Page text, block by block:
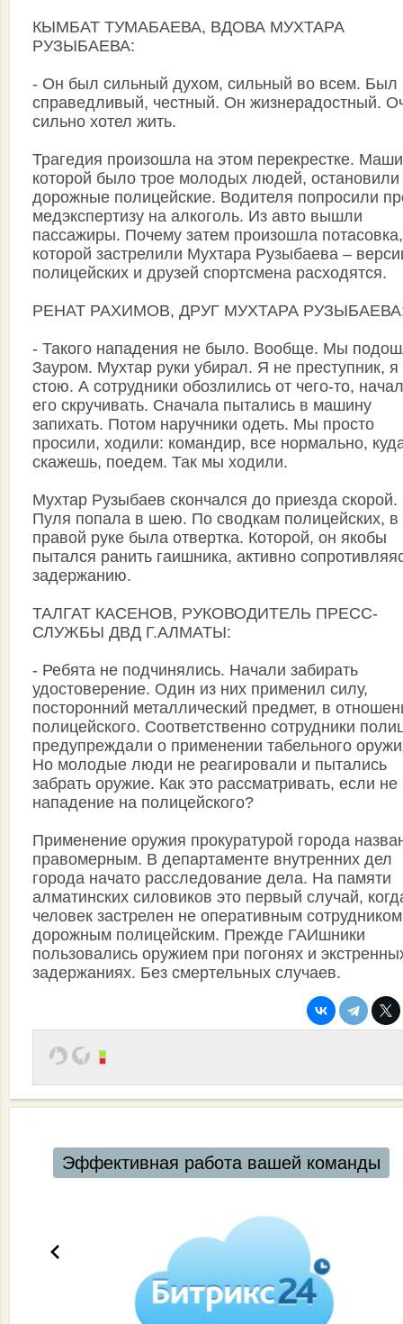
КЫМБАТ ТУМАБАЕВА, ВДОВА МУХТАРА
РУЗЫБАЕВА:
- Он был сильный духом, сильный во всем. Был
справедливый, честный. Он жизнерадостный.
сильно хотел жить.
Трагедия произошла на этом перекрестке.
которой было трое молодых людей, остановили
дорожные полицейские. Водителя попросили
медэкспертизу на алкоголь. Из авто вышли
пассажиры. Почему затем произошла
которой застрелили Мухтара Рузыбаева –
полицейских и друзей спортсмена расходятся.
РЕНАТ РАХИМОВ, ДРУГ МУХТАРА
- Такого нападения не было. Вообще. Мы
Зауром. Мухтар руки убирал. Я не преступник, я
стою. А сотрудники обозлились от чего-то,
его скручивать. Сначала пытались в машину
запихать. Потом наручники одеть. Мы просто
просили, ходили: командир, все нормально,
скажешь, поедем. Так мы ходили.
Мухтар Рузыбаев скончался до приезда скорой.
Пуля попала в шею. По сводкам полицейских, в
правой руке была отвертка. Которой, он якобы
пытался ранить гаишника, активно
задержанию.
ТАЛГАТ КАСЕНОВ, РУКОВОДИТЕЛЬ ПРЕСС-
СЛУЖБЫ ДВД Г.АЛМАТЫ:
- Ребята не подчинялись. Начали забирать
удостоверение. Один из них применил силу,
посторонний металлический предмет, в
полицейского. Соответственно сотрудники
предупреждали о применении табельного
Но молодые люди не реагировали и пытались
забрать оружие. Как это рассматривать, если не
нападение на полицейского?
Применение оружия прокуратурой города
правомерным. В департаменте внутренних дел
города начато расследование дела. На памяти
алматинских силовиков это первый случай,
человек застрелен не оперативным
дорожным полицейским. Прежде ГАИшники
пользовались оружием при погонях и
задержаниях. Без смертельных случаев.
Эффективная работа вашей команды